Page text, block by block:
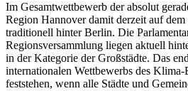
Im Gesamtwettbewerb der absolut
Region Hannover damit derzeit auf
traditionell hinter Berlin. Die
Regionsversammlung liegen aktuell
in der Kategorie der Großstädte. Das
internationalen Wettbewerbs des
feststehen, wenn alle Städte und